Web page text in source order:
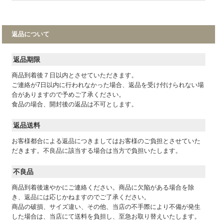
返品について
返品期限
商品到着後７日以内とさせていただきます。
ご連絡が7日以内に行われなかった場合、返品を受け付けられない場
合がありますので予めご了承ください。
食品の場合、開封後の返品は不可とします。
返品送料
お客様都合による返品につきましてはお客様のご負担とさせていた
だきます。不良品に該当する場合は当方で負担いたします。
不良品
商品到着後速やかにご連絡ください。商品に欠陥がある場合を除
き、返品には応じかねますのでご了承ください。
商品の破損、サイズ違い、その他、当店の不手際により不備が発生
した場合は、当店にて送料を負担し、至急お取り替えいたします。